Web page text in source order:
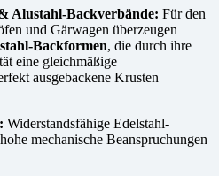
Alustahl-Backverbände: Für den
und Gärwagen überzeugen
Backformen, die durch ihre
eine gleichmäßige
ausgebackene Krusten
Widerstandsfähige Edelstahl-
mechanische Beanspruchungen